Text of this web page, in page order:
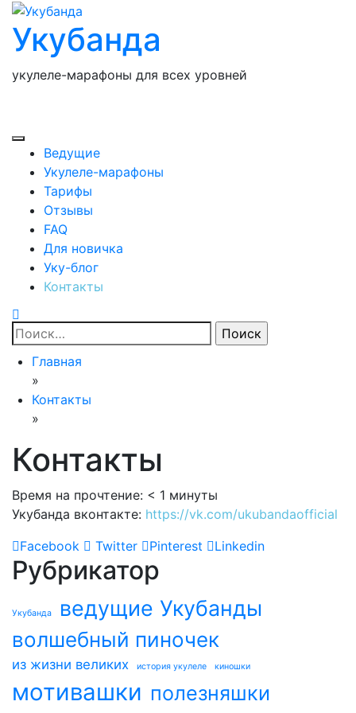
Перейти
содержимому
Укубанда
укулеле-марафоны для всех уровней
Ведущие
Укулеле-марафоны
Тарифы
Отзывы
FAQ
Для новичка
Уку-блог
Контакты
Найти:
Главная
»
Контакты
»
Контакты
Время на прочтение: < 1 минуты
Укубанда вконтакте: https://vk.com/ukubandaofficial
Facebook
Twitter Pinterest Linkedin
Рубрикатор
Укубанда ведущие Укубанды
волшебный пиночек
из жизни великих история укулеле киношки
мотивашки полезняшки